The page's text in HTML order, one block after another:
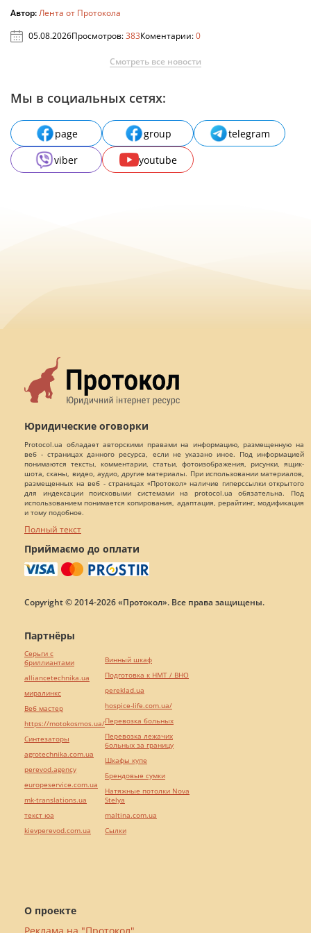
Автор:Лента от Протокола
05.08.2026Просмотров:383Коментарии:0
Смотреть все новости
Мы в социальных сетях:
page group
telegram
viber
youtube
Юридические оговорки
Protocol.ua обладает авторскими правами на информацию, размещенную на
веб - страницах данного ресурса, если не указано иное. Под информацией
понимаются тексты, комментарии, статьи, фотоизображения, рисунки, ящик-
шота, сканы, видео, аудио, другие материалы. При использовании материалов,
размещенных на веб - страницах «Протокол» наличие гиперссылки открытого
для индексации поисковыми системами на protocol.ua обязательна. Под
использованием понимается копирования, адаптация, рерайтинг, модификация
и тому подобное.
Полный текст
Приймаємо до оплати
Copyright © 2014-2026 «Протокол». Все права защищены.
О проекте
Партнёры
Серьги с
бриллиантами
alliancetechnika.ua
миралинкс
Веб мастер
https://motokosmos.ua/
Синтезаторы
agrotechnika.com.ua
perevod.agency
europeservice.com.ua
mk-translations.ua
текст юа
kievperevod.com.ua
Винный шкаф
Подготовка к НМТ / ВНО
pereklad.ua
hospice-life.com.ua/
Перевозка больных
Перевозка лежачих
больных за границу
Шкафы купе
Брендовые сумки
Натяжные потолки Nova
Stelya
maltina.com.ua
Cылки